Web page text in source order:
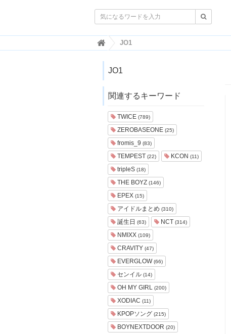
韓
国
レ
情
・
韓
国
ま
と
め
J
O
H
ジ
ョ
ア
JO1
JO1
関連するキーワード
TWICE (789)
ZEROBASEONE (25)
fromis_9 (83)
TEMPEST (22) KCON (11)
tripleS (18)
THE BOYZ (146)
EPEX (15)
アイドルまとめ (310)
誕生日 (63) NCT (314)
NMIXX (109)
CRAVITY (47)
EVERGLOW(66)
センイル (14)
OH MY GIRL (200)
XODIAC (11)
KPOPソング (215)
BOYNEXTDOOR (20)